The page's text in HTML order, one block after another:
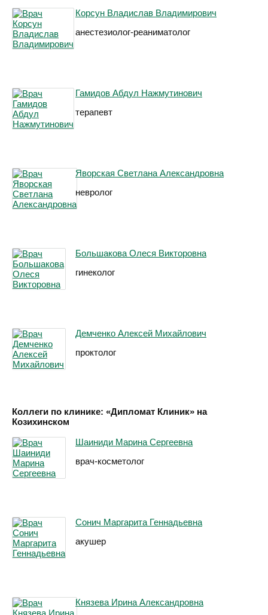
Корсун Владислав Владимирович
анестезиолог-реаниматолог
Гамидов Абдул Нажмутинович
терапевт
Яворская Светлана Александровна
невролог
Большакова Олеся Викторовна
гинеколог
Демченко Алексей Михайлович
проктолог
Коллеги по клинике: «Дипломат Клиник» на
Козихинском
Шаиниди Марина Сергеевна
врач-косметолог
Сонич Маргарита Геннадьевна
акушер
Князева Ирина Александровна